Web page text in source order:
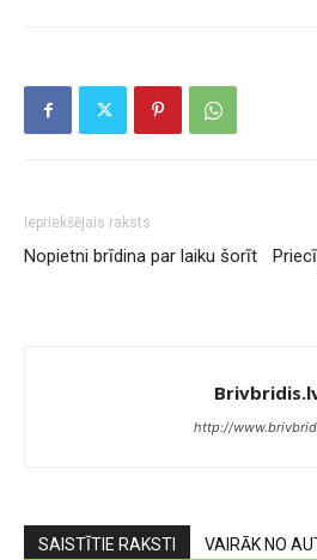
Iepriekšējais raksts
Nopietni brīdina par laiku šorīt
http://
SAISTĪTIE RAKSTI VAIRĀK NO